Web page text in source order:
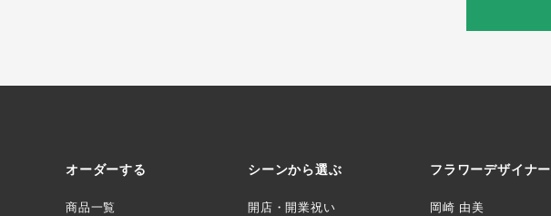
オーダーする
商品一覧
シーンから選ぶ
開店・開業祝い
フラワーデザイナー
岡崎 由美